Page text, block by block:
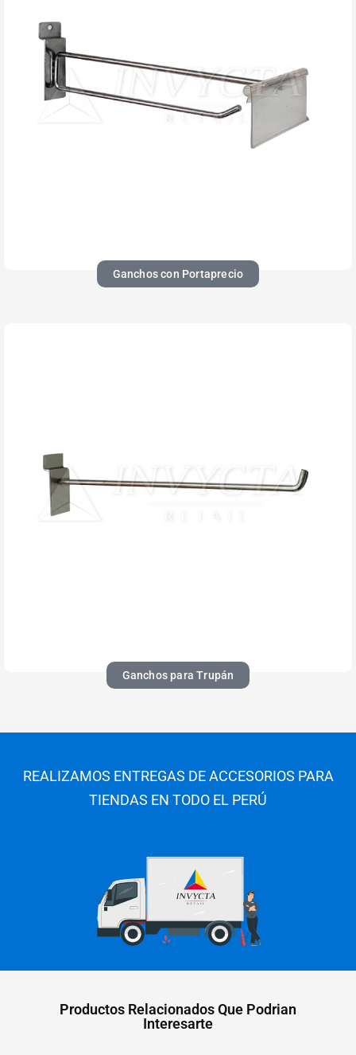
Ganchos con Portaprecio
Ganchos para Trupán
REALIZAMOS ENTREGAS DE ACCESORIOS PARA
TIENDAS EN TODO EL PERÚ
Productos Relacionados Que Podrian
Interesarte